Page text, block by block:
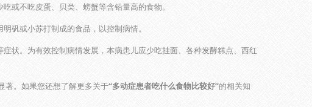
不吃皮蛋、贝类、螃蟹等含铅量高的食物。
矾或小苏打制成的食品，以控制病情。
。为有效控制病情发展，本病患儿应少吃挂面、各种发酵糕点、西红
。如果您还想了解更多关于“多动症患者吃什么食物比较好”的相关知